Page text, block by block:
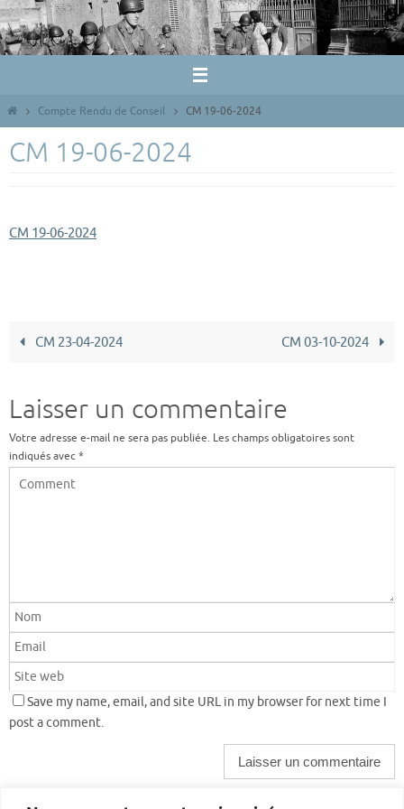
Passer
vers
le
HomeCompte Rendu de Conseil CM 19-06-2024
CM 19-06-2024
CM 19-06-2024
CM 23-04-2024 CM 03-10-2024
Laisser un commentaire
Votre adresse e-mail ne sera pas publiée. Les champs obligatoires sont
indiqués avec*
Save my name, email, and site URL in my browser for next time I
post a comment.